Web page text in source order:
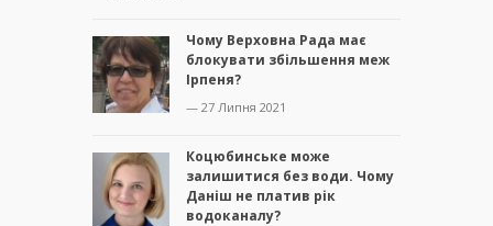
Чому Верховна Рада має
блокувати збільшення меж
Ірпеня?
— 27 Липня 2021
Коцюбинське може
залишитися без води. Чому
Даніш не платив рік
водоканалу?